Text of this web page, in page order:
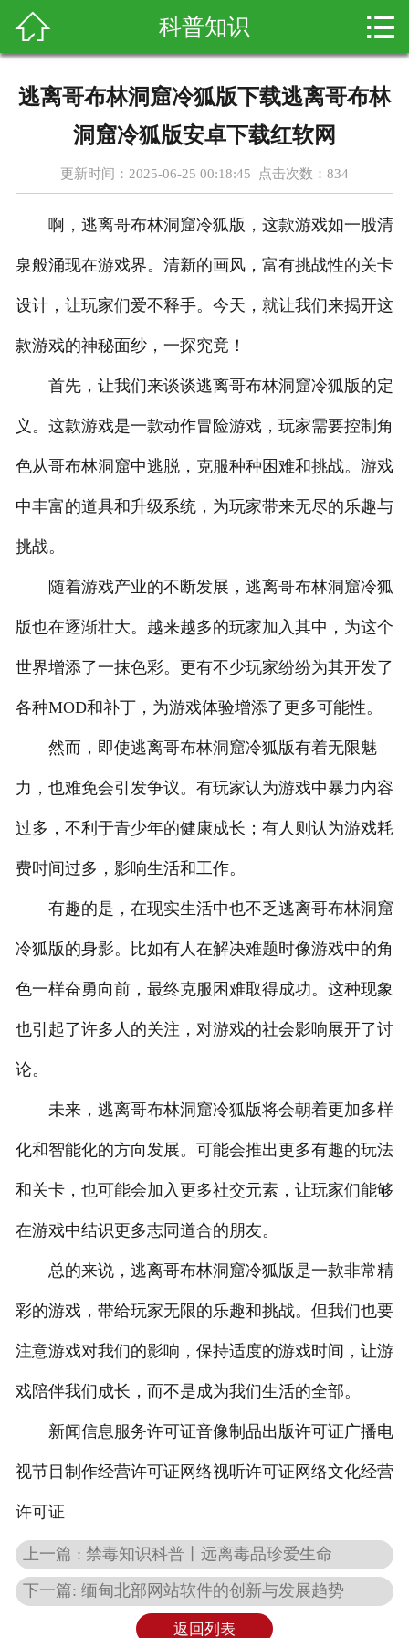
产品展示
新闻资讯
客户案例
科普知识
在线留言
 科普知识 
逃离哥布林洞窟冷狐版下载逃离哥布林
洞窟冷狐版安卓下载红软网
更新时间：2025-06-25 00:18:45 点击次数： 834
啊，逃离哥布林洞窟冷狐版，这款游戏如一股清
泉般涌现在游戏界。清新的画风，富有挑战性的关卡
设计，让玩家们爱不释手。今天，就让我们来揭开这
款游戏的神秘面纱，一探究竟！
首先，让我们来谈谈逃离哥布林洞窟冷狐版的定
义。这款游戏是一款动作冒险游戏，玩家需要控制角
色从哥布林洞窟中逃脱，克服种种困难和挑战。游戏
中丰富的道具和升级系统，为玩家带来无尽的乐趣与
挑战。
随着游戏产业的不断发展，逃离哥布林洞窟冷狐
版也在逐渐壮大。越来越多的玩家加入其中，为这个
世界增添了一抹色彩。更有不少玩家纷纷为其开发了
各种MOD和补丁，为游戏体验增添了更多可能性。
然而，即使逃离哥布林洞窟冷狐版有着无限魅
力，也难免会引发争议。有玩家认为游戏中暴力内容
过多，不利于青少年的健康成长；有人则认为游戏耗
费时间过多，影响生活和工作。
有趣的是，在现实生活中也不乏逃离哥布林洞窟
冷狐版的身影。比如有人在解决难题时像游戏中的角
色一样奋勇向前，最终克服困难取得成功。这种现象
也引起了许多人的关注，对游戏的社会影响展开了讨
论。
未来，逃离哥布林洞窟冷狐版将会朝着更加多样
化和智能化的方向发展。可能会推出更多有趣的玩法
和关卡，也可能会加入更多社交元素，让玩家们能够
在游戏中结识更多志同道合的朋友。
总的来说，逃离哥布林洞窟冷狐版是一款非常精
彩的游戏，带给玩家无限的乐趣和挑战。但我们也要
注意游戏对我们的影响，保持适度的游戏时间，让游
戏陪伴我们成长，而不是成为我们生活的全部。
新闻信息服务许可证音像制品出版许可证广播电
视节目制作经营许可证网络视听许可证网络文化经营
许可证
上一篇 : 禁毒知识科普丨远离毒品珍爱生命
下一篇: 缅甸北部网站软件的创新与发展趋势
返回列表